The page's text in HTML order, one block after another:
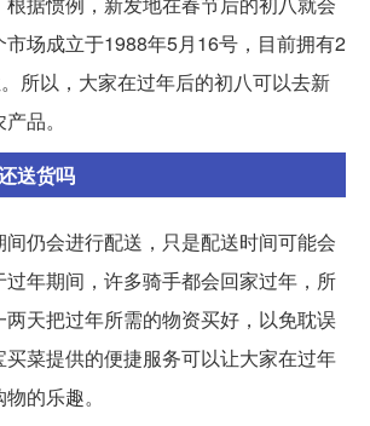
场成立于1988年5月16号，目前拥有2
所以，大家在过年后的初八可以去新
品。
送货吗
仍会进行配送，只是配送时间可能会
年期间，许多骑手都会回家过年，所
天把过年所需的物资买好，以免耽误
买菜提供的便捷服务可以让大家在过年
的乐趣。